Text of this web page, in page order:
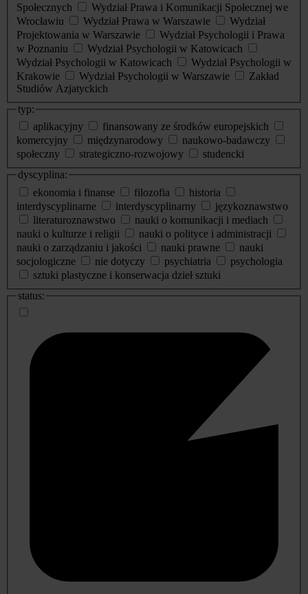
Społecznych
Wydział Prawa i Komunikacji Społecznej we
Wrocławiu
Wydział Prawa w Warszawie
Wydział
Projektowania w Warszawie
Wydział Psychologii i Prawa
w Poznaniu
Wydział Psychologii w Katowicach
Wydział Psychologii w Katowicach
Wydział Psychologii w
Krakowie
Wydział Psychologii w Warszawie
Zakład
Studiów Azjatyckich
typ:
aplikacyjny
finansowany ze środków europejskich
komercyjny
międzynarodowy
naukowo-badawczy
społeczny
strategiczno-rozwojowy
studencki
dyscyplina:
ekonomia i finanse
filozofia
historia
interdyscyplinarne
interdyscyplinarny
językoznawstwo
literaturoznawstwo
nauki o komunikacji i mediach
nauki o kulturze i religii
nauki o polityce i administracji
nauki o zarządzaniu i jakości
nauki prawne
nauki
socjologiczne
nie dotyczy psychiatria
psychologia
sztuki plastyczne i konserwacja dzieł sztuki
status: